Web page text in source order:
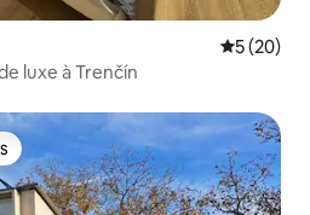
5 (20)
luxe à Trenčín